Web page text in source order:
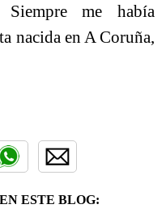
Siempre me había
nacida en A Coruña,
ESTE BLOG: